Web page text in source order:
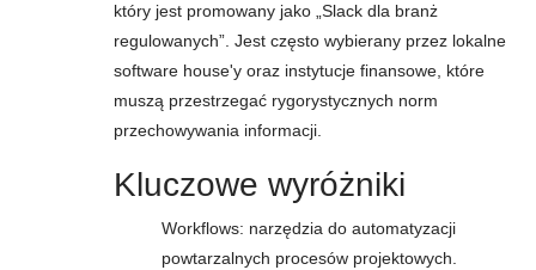
który jest promowany jako „Slack dla branż
regulowanych”. Jest często wybierany przez lokalne
software house'y oraz instytucje finansowe, które
muszą przestrzegać rygorystycznych norm
przechowywania informacji.
Kluczowe wyróżniki
Workflows: narzędzia do automatyzacji
powtarzalnych procesów projektowych.